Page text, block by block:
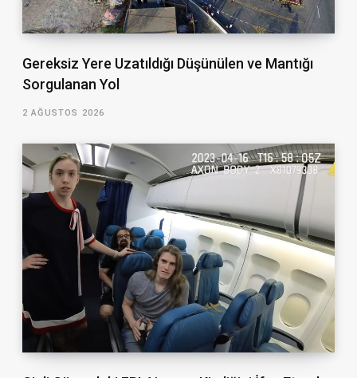
Gereksiz Yere Uzatıldığı Düşünülen ve Mantığı
Sorgulanan Yol
2 AĞUSTOS 2026